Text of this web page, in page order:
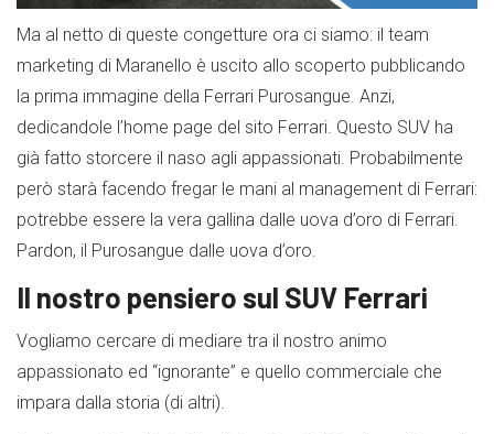
Ma al netto di queste congetture ora ci siamo: il team
marketing di Maranello è uscito allo scoperto pubblicando
la prima immagine della Ferrari Purosangue. Anzi,
dedicandole l’home page del sito Ferrari. Questo SUV ha
già fatto storcere il naso agli appassionati. Probabilmente
però starà facendo fregar le mani al management di Ferrari:
potrebbe essere la vera gallina dalle uova d’oro di Ferrari.
Pardon, il Purosangue dalle uova d’oro.
Il nostro pensiero sul SUV Ferrari
Vogliamo cercare di mediare tra il nostro animo
appassionato ed “ignorante” e quello commerciale che
impara dalla storia (di altri).